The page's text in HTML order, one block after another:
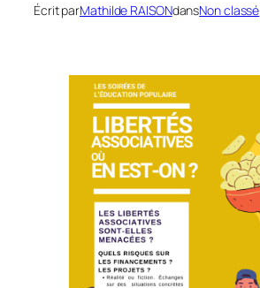
Écrit parMathilde RAISONdansNon classé